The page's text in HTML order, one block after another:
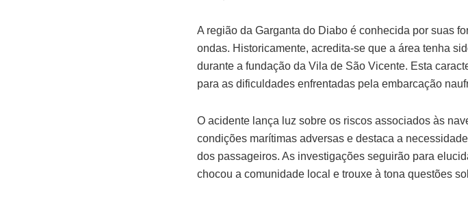
A região da Garganta do Diabo é conhecida por suas
ondas. Historicamente, acredita-se que a área tenha
durante a fundação da Vila de São Vicente. Esta
para as dificuldades enfrentadas pela embarcação
O acidente lança luz sobre os riscos associados às
condições marítimas adversas e destaca a
dos passageiros. As investigações seguirão para
chocou a comunidade local e trouxe à tona questões